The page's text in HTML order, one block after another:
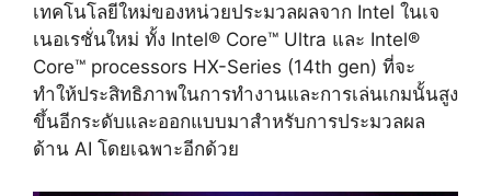
เทคโนโลยีใหม่ของหน่วยประมวลผลจาก Intel ในเจ
เนอเรชั่นใหม่ ทั้ง Intel® Core™ Ultra และ Intel®
Core™ processors HX-Series (14th gen) ที่จะ
ทำให้ประสิทธิภาพในการทำงานและการเล่นเกมนั้นสูง
ขึ้นอีกระดับและออกแบบมาสำหรับการประมวลผล
ด้าน AI โดยเฉพาะอีกด้วย